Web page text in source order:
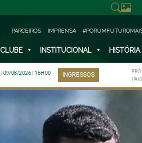
PARCEIROS IMPRENSA
CLUBE INSTITUCIONAL HISTÓRIA
09/08/2026
16H00
INGRESSOS